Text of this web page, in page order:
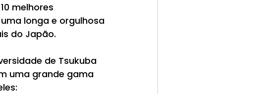
melhores
longa e orgulhosa
do Japão.
de Tsukuba
uma grande gama